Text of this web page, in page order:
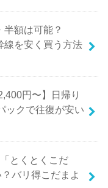
額は可能？
線を安く買う方法
円〜】日帰り
ックで往復が安い
とくとくこだ
バリ得こだまよ